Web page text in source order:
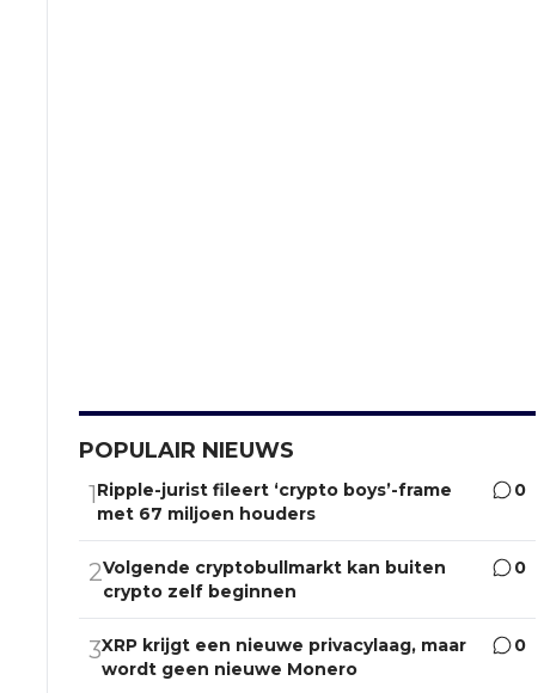
POPULAIR NIEUWS
1Ripple-jurist fileert ‘crypto boys’-frame
met 67 miljoen houders
0
2Volgende cryptobullmarkt kan buiten
crypto zelf beginnen
0
3XRP krijgt een nieuwe privacylaag, maar
wordt geen nieuwe Monero
0